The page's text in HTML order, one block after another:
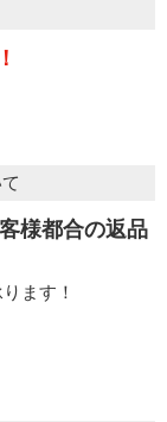
様都合の返品
ます！